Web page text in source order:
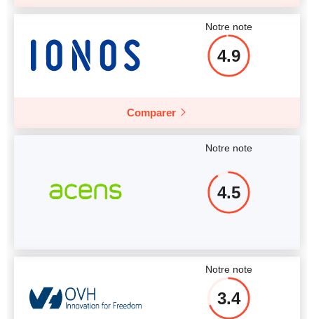
Notre note
4.9
Comparer
Notre note
4.5
Notre note
3.4